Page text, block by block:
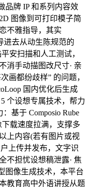
品牌 IP 和系列内容效
图像到可打印模子简
不雅指导，其实
进去从动生陈规范的
安扫描和人工测试，
消手动描图改尺寸· 亲
画都纷歧样” 的问题，
国内优化后生成
个设想专属技术，帮力
基于 Composio Rube
下载速度拉满，支撑多
上内容(若有图片或视
上传并发布，文字识
不担忧设想稿泄露· 焦
图像生成技术，本平台
教育高中外语讲授从题